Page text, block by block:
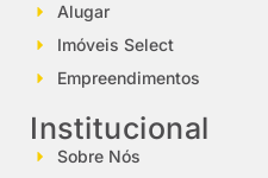
Alugar
Imóveis Select
Empreendimentos
Institucional
Sobre Nós